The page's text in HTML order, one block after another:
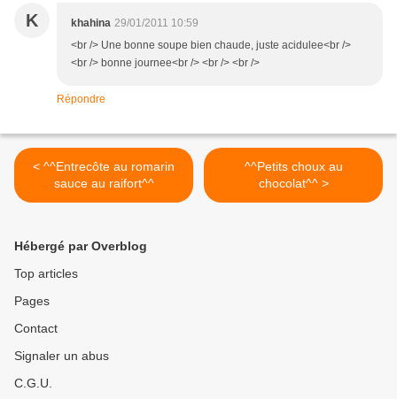
K khahina 29/01/2011 10:59
<br /> Une bonne soupe bien chaude, juste acidulee<br />
<br /> bonne journee<br /> <br /> <br />
Répondre
< ^^Entrecôte au romarin
sauce au raifort^^
^^Petits choux au
chocolat^^ >
Hébergé par Overblog
Top articles
Pages
Contact
Signaler un abus
C.G.U.